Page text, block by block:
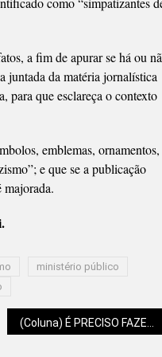
a fim de apurar se há ou
juntada da matéria jornalística
para que esclareça o contexto
emblemas, ornamentos,
e que se a publicação
majorada.
ministério público